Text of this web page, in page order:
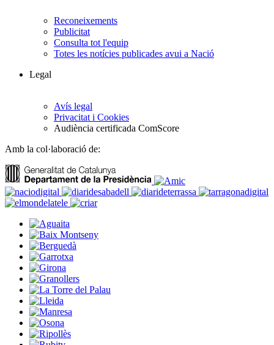
Reconeixements
Publicitat
Consulta tot l'equip
Totes les notícies publicades avui a Nació
Legal
Avís legal
Privacitat i Cookies
Audiència certificada ComScore
Amb la col·laboració de: